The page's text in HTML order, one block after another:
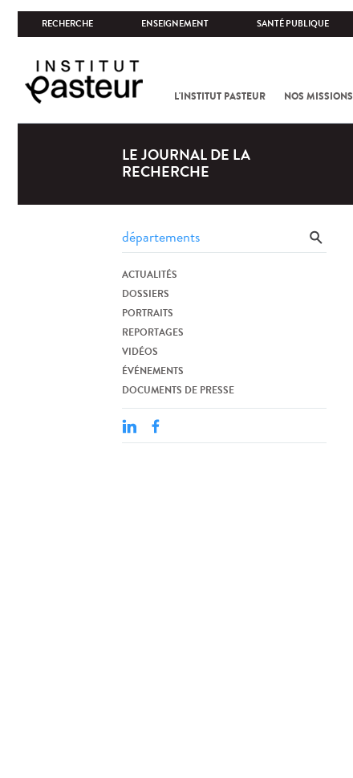
RECHERCHE ENSEIGNEMENT SANTÉ PUBLIQUE
L'INSTITUT PASTEUR NOS MISSIONS
LE JOURNAL DE LA
RECHERCHE
ACTUALITÉS
DOSSIERS
PORTRAITS
REPORTAGES
VIDÉOS
ÉVÉNEMENTS
DOCUMENTS DE PRESSE